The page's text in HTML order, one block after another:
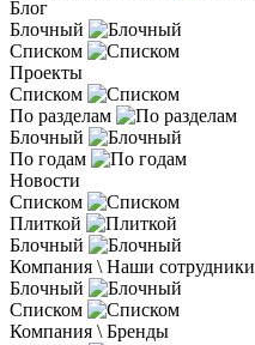
Блог
Блочный
Списком
Проекты
Списком
По разделам
Блочный
По годам
Новости
Списком
Плиткой
Блочный
Компания \ Наши сотрудники
Блочный
Списком
Компания \ Бренды